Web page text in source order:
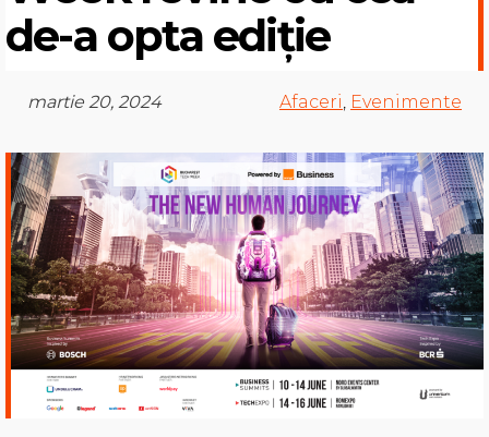
de-a opta ediție
martie 20, 2024 Afaceri, Evenimente